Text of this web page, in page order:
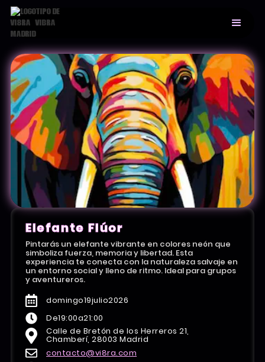
Elefante Flúor
Pintarás un elefante vibrante en colores neón que
simboliza fuerza, memoria y libertad. Esta
experiencia te conecta con la naturaleza salvaje en
un entorno social y lleno de ritmo. Ideal para grupos
y aventureros.
domingo19julio2026
De19:00a21:00
Calle de Bretón de los Herreros 21,
Chamberí, 28003 Madrid
contacto@vi8ra.com